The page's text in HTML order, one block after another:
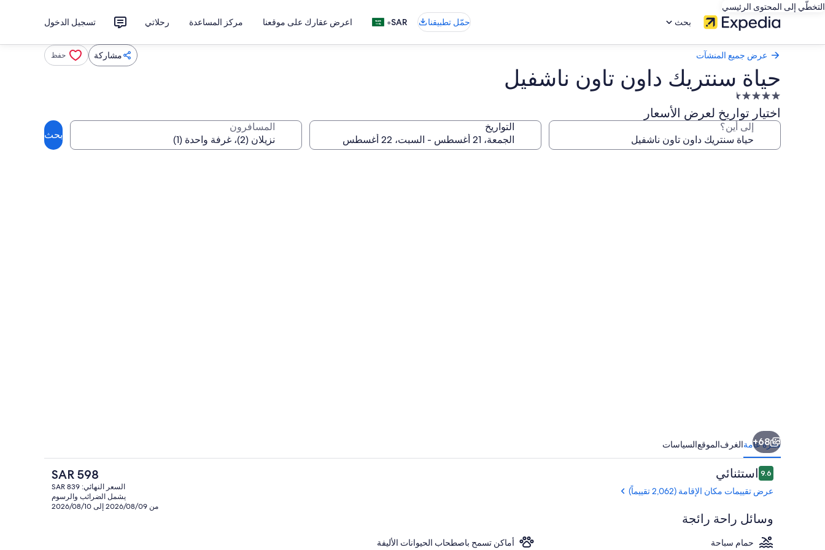
التخطّي إلى المحتوى الرئيسي
بحث
حمّل تطبيقنا SAR
• اعرض عقارك على موقعنا مركز المساعدة رحلاتي تسجيل الدخول
عرض جميع المنشآت مشاركة حفظ
حياة سنتريك داون تاون ناشفيل
منشأة
فندقية
مصنفة
4.5
اختيار تواريخ لعرض الأسعار
إلى أين؟ التواريخ المسافرون
بحث
حمّام سباحة خارجي موسمي، مظلات على حمّام السباحة، مقاعد للتشمس
مطعم
68+
نظرة عامةالغرفالموقعالسياسات
التقييمات
9.69.6 من 10استثنائي
عرض تقييمات مكان الإقامة (2,062 تقييماً)
وسائل راحة رائجة
حمام سباحة أماكن تسمح باصطحاب الحيوانات الأليفة
السعر
الحالي
هو
SAR
SAR 598
السعر النهائي: SAR 839
يشمل الضرائب والرسوم
من 2026/08/09 إلى 2026/08/10